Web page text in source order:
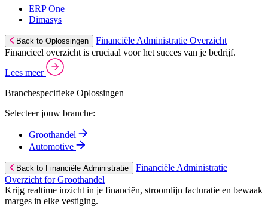
ERP One
Dimasys
Back to Oplossingen
Financiële Administratie Overzicht
Financieel overzicht is cruciaal voor het succes van je bedrijf.
Lees meer
Branchespecifieke Oplossingen
Selecteer jouw branche:
Groothandel
Automotive
Back to Financiële Administratie
Financiële Administratie
Overzicht for Groothandel
Krijg realtime inzicht in je financiën, stroomlijn facturatie en bewaak
marges in elke vestiging.